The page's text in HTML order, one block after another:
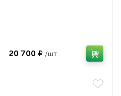
20 700 ₽